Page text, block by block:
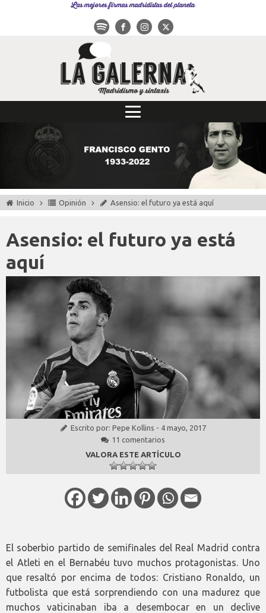
Las mejores firmas madridistas del planeta
Inicio Opinión Asensio: el futuro ya está aquí
Asensio: el futuro ya está
aquí
Escrito por: Pepe Kollins - 4 mayo, 2017
11 comentarios
VALORA ESTE ARTÍCULO
El soberbio partido de semifinales del Real Madrid contra
el Atleti en el Bernabéu tuvo muchos protagonistas. Uno
que resaltó por encima de todos: Cristiano Ronaldo, un
futbolista que está sorprendiendo con una madurez que
muchos vaticinaban iba a desembocar en un declive